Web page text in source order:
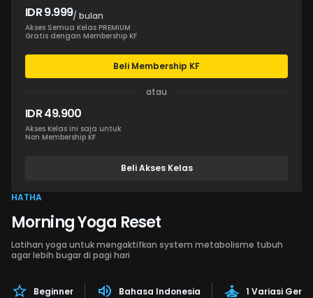
IDR 9.999/ bulan
Akses Semua Kelas PREMIUM
Gratis dengan Membership KF
Beli Membership KF
atau
IDR 49.900
Akses Kelas ini saja untuk
Non Membership KF
Beli Akses Kelas
HATHA
Morning Yoga Reset
Latihan yoga untuk mengaktifkan system metabolisme tubuh
agar lebih bugar di pagi hari
Beginner Bahasa Indonesia 1 Variasi